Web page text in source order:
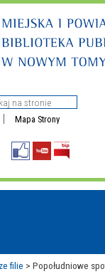
Mapa Strony
filie > Popołudniowe